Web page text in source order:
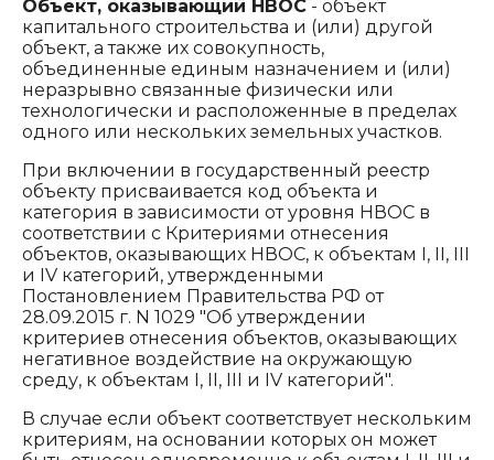
Объект, оказывающий НВОС - объект
капитального строительства и (или) другой
объект, а также их совокупность,
объединенные единым назначением и (или)
неразрывно связанные физически или
технологически и расположенные в пределах
одного или нескольких земельных участков.
При включении в государственный реестр
объекту присваивается код объекта и
категория в зависимости от уровня НВОС в
соответствии с Критериями отнесения
объектов, оказывающих НВОС, к объектам I, II, III
и IV категорий, утвержденными
Постановлением Правительства РФ от
28.09.2015 г. N 1029 "Об утверждении
критериев отнесения объектов, оказывающих
негативное воздействие на окружающую
среду, к объектам I, II, III и IV категорий".
В случае если объект соответствует нескольким
критериям, на основании которых он может